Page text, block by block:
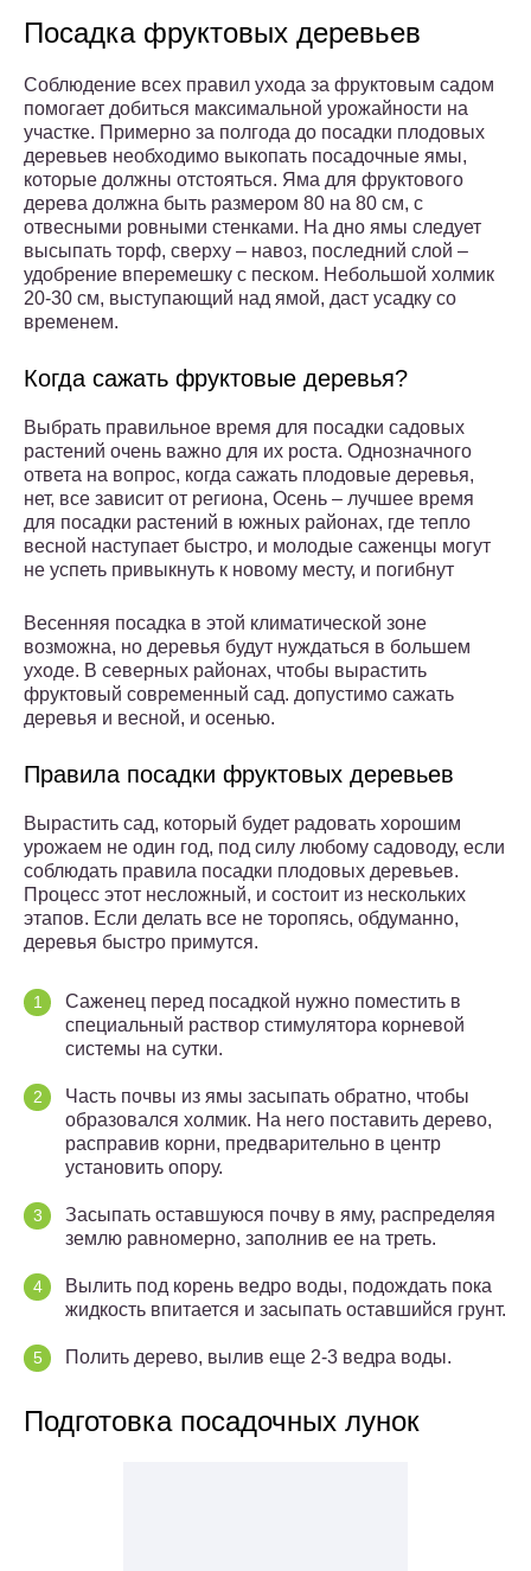
Посадка фруктовых деревьев
Соблюдение всех правил ухода за фруктовым садом
помогает добиться максимальной урожайности на
участке. Примерно за полгода до посадки плодовых
деревьев необходимо выкопать посадочные ямы,
которые должны отстояться. Яма для фруктового
дерева должна быть размером 80 на 80 см, с
отвесными ровными стенками. На дно ямы следует
высыпать торф, сверху – навоз, последний слой –
удобрение вперемешку с песком. Небольшой холмик
20-30 см, выступающий над ямой, даст усадку со
временем.
Когда сажать фруктовые деревья?
Выбрать правильное время для посадки садовых
растений очень важно для их роста. Однозначного
ответа на вопрос, когда сажать плодовые деревья,
нет, все зависит от региона, Осень – лучшее время
для посадки растений в южных районах, где тепло
весной наступает быстро, и молодые саженцы могут
не успеть привыкнуть к новому месту, и погибнут
Весенняя посадка в этой климатической зоне
возможна, но деревья будут нуждаться в большем
уходе. В северных районах, чтобы вырастить
фруктовый современный сад. допустимо сажать
деревья и весной, и осенью.
Правила посадки фруктовых деревьев
Вырастить сад, который будет радовать хорошим
урожаем не один год, под силу любому садоводу, если
соблюдать правила посадки плодовых деревьев.
Процесс этот несложный, и состоит из нескольких
этапов. Если делать все не торопясь, обдуманно,
деревья быстро примутся.
Саженец перед посадкой нужно поместить в
специальный раствор стимулятора корневой
системы на сутки.
Часть почвы из ямы засыпать обратно, чтобы
образовался холмик. На него поставить дерево,
расправив корни, предварительно в центр
установить опору.
Засыпать оставшуюся почву в яму, распределяя
землю равномерно, заполнив ее на треть.
Вылить под корень ведро воды, подождать пока
жидкость впитается и засыпать оставшийся грунт.
Полить дерево, вылив еще 2-3 ведра воды.
Подготовка посадочных лунок